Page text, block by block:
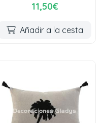
11,50€
Añadir a la cesta